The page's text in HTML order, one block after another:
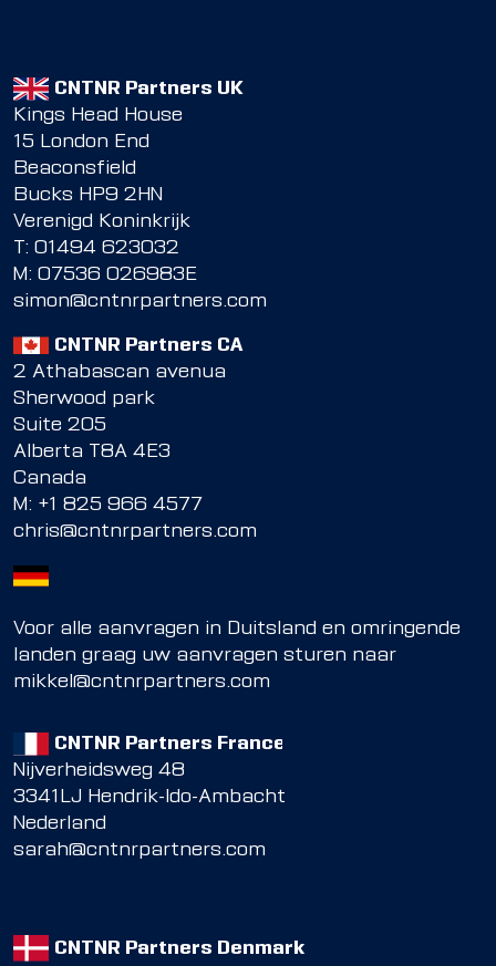
CNTNR Partners UK
Kings Head House
15 London End
Beaconsfield
Bucks HP9 2HN
Verenigd Koninkrijk
T: 01494 623032
M: 07536 026983E
simon@cntnrpartners.com
CNTNR Partners CA
2 Athabascan avenua
Sherwood park
Suite 205
Alberta T8A 4E3
Canada
M: +1 825 966 4577
chris@cntnrpartners.com
Voor alle aanvragen in Duitsland en omringende
landen graag uw aanvragen sturen naar
mikkel@cntnrpartners.com
CNTNR Partners France
Nijverheidsweg 48
3341LJ Hendrik-Ido-Ambacht
Nederland
sarah@cntnrpartners.com
CNTNR Partners Denmark